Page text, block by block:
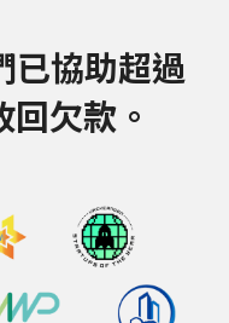
已協助超過
欠款。